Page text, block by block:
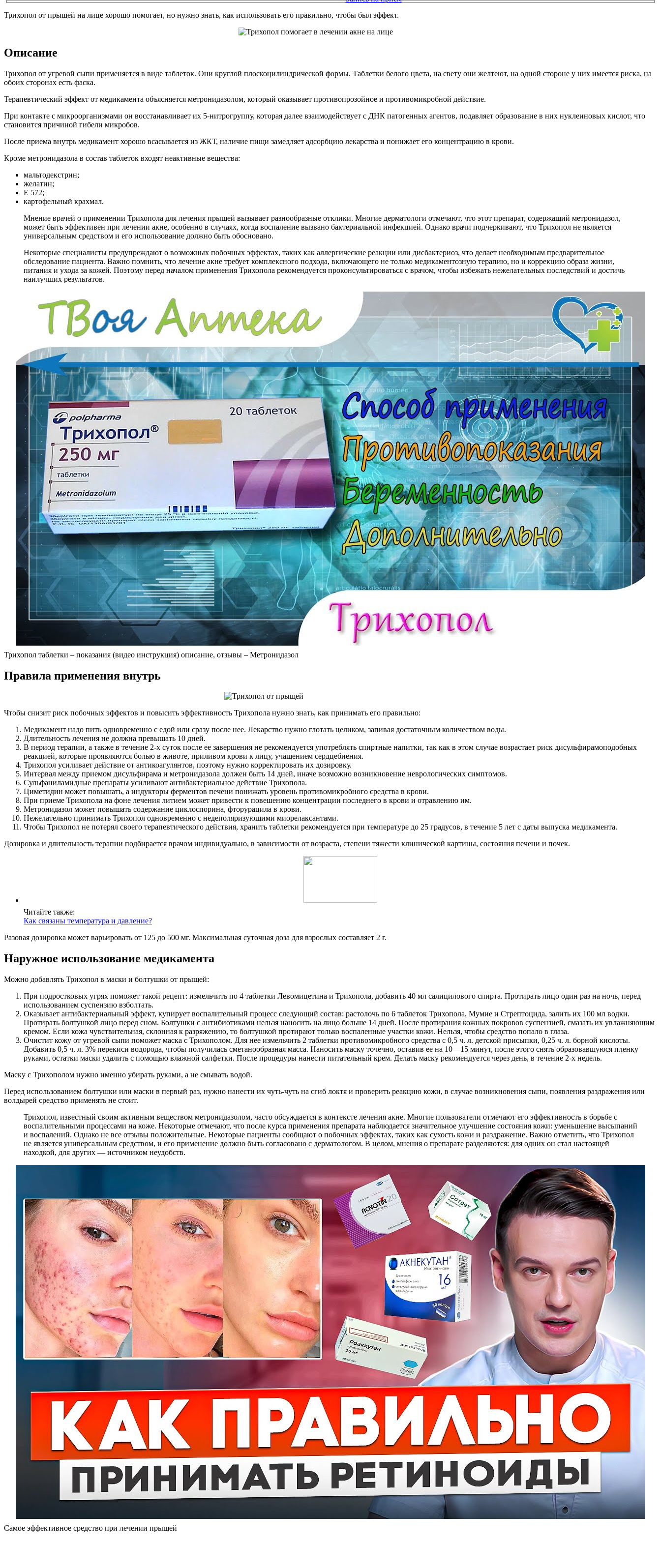
Трихопол от прыщей на лице хорошо помогает, но нужно знать, как использовать его правильно, чтобы был эффект.
Описание
Трихопол от угревой сыпи применяется в виде таблеток. Они круглой плоскоцилиндрической формы. Таблетки белого цвета, на свету они желтеют, на одной стороне у них имеется риска, на
обоих сторонах есть фаска.
Терапевтический эффект от медикамента объясняется метронидазолом, который оказывает противопрозойное и противомикробной действие.
При контакте с микроорганизмами он восстанавливает их 5-нитрогруппу, которая далее взаимодействует с ДНК патогенных агентов, подавляет образование в них нуклеиновых кислот, что
становится причиной гибели микробов.
После приема внутрь медикамент хорошо всасывается из ЖКТ, наличие пищи замедляет адсорбцию лекарства и понижает его концентрацию в крови.
Кроме метронидазола в состав таблеток входят неактивные вещества:
мальтодекстрин;
желатин;
Е 572;
картофельный крахмал.
Мнение врачей о применении Трихопола для лечения прыщей вызывает разнообразные отклики. Многие дерматологи отмечают, что этот препарат, содержащий метронидазол,
может быть эффективен при лечении акне, особенно в случаях, когда воспаление вызвано бактериальной инфекцией. Однако врачи подчеркивают, что Трихопол не является
универсальным средством и его использование должно быть обосновано.
Некоторые специалисты предупреждают о возможных побочных эффектах, таких как аллергические реакции или дисбактериоз, что делает необходимым предварительное
обследование пациента. Важно помнить, что лечение акне требует комплексного подхода, включающего не только медикаментозную терапию, но и коррекцию образа жизни,
питания и ухода за кожей. Поэтому перед началом применения Трихопола рекомендуется проконсультироваться с врачом, чтобы избежать нежелательных последствий и достичь
наилучших результатов.
Трихопол таблетки – показания (видео инструкция) описание, отзывы – Метронидазол
Правила применения внутрь
Чтобы снизит риск побочных эффектов и повысить эффективность Трихопола нужно знать, как принимать его правильно:
Медикамент надо пить одновременно с едой или сразу после нее. Лекарство нужно глотать целиком, запивая достаточным количеством воды.
Длительность лечения не должна превышать 10 дней.
В период терапии, а также в течение 2-х суток после ее завершения не рекомендуется употреблять спиртные напитки, так как в этом случае возрастает риск дисульфирамоподобных
реакцией, которые проявляются болью в животе, приливом крови к лицу, учащением сердцебиения.
Трихопол усиливает действие от антикоагулянтов, поэтому нужно корректировать их дозировку.
Интервал между приемом дисульфирама и метронидазола должен быть 14 дней, иначе возможно возникновение неврологических симптомов.
Сульфаниламидные препараты усиливают антибактериальное действие Трихопола.
Циметидин может повышать, а индукторы ферментов печени понижать уровень противомикробного средства в крови.
При приеме Трихопола на фоне лечения литием может привести к повешению концентрации последнего в крови и отравлению им.
Метронидазол может повышать содержание циклоспорина, фторурацила в крови.
Нежелательно принимать Трихопол одновременно с недеполяризующими миорелаксантами.
Чтобы Трихопол не потерял своего терапевтического действия, хранить таблетки рекомендуется при температуре до 25 градусов, в течение 5 лет с даты выпуска медикамента.
Дозировка и длительность терапии подбирается врачом индивидуально, в зависимости от возраста, степени тяжести клинической картины, состояния печени и почек.
Читайте также:
Как связаны температура и давление?
Разовая дозировка может варьировать от 125 до 500 мг. Максимальная суточная доза для взрослых составляет 2 г.
Наружное использование медикамента
Можно добавлять Трихопол в маски и болтушки от прыщей:
При подростковых угрях поможет такой рецепт: измельчить по 4 таблетки Левомицетина и Трихопола, добавить 40 мл салицилового спирта. Протирать лицо один раз на ночь, перед
использованием суспензию взболтать.
Оказывает антибактериальный эффект, купирует воспалительный процесс следующий состав: растолочь по 6 таблеток Трихопола, Мумие и Стрептоцида, залить их 100 мл водки.
Протирать болтушкой лицо перед сном. Болтушки с антибиотиками нельзя наносить на лицо больше 14 дней. После протирания кожных покровов суспензией, смазать их увлажняющим
кремом. Если кожа чувствительная, склонная к разряжению, то болтушкой протирают только воспаленные участки кожи. Нельзя, чтобы средство попало в глаза.
Очистит кожу от угревой сыпи поможет маска с Трихополом. Для нее измельчить 2 таблетки противомикробного средства с 0,5 ч. л. детской присыпки, 0,25 ч. л. борной кислоты.
Добавить 0,5 ч. л. 3% перекиси водорода, чтобы получилась сметанообразная масса. Наносить маску точечно, оставив ее на 10—15 минут, после этого снять образовавшуюся пленку
руками, остатки маски удалить с помощью влажной салфетки. После процедуры нанести питательный крем. Делать маску рекомендуется через день, в течение 2-х недель.
Маску с Трихополом нужно именно убирать руками, а не смывать водой.
Перед использованием болтушки или маски в первый раз, нужно нанести их чуть-чуть на сгиб локтя и проверить реакцию кожи, в случае возникновения сыпи, появления раздражения или
волдырей средство применять не стоит.
Трихопол, известный своим активным веществом метронидазолом, часто обсуждается в контексте лечения акне. Многие пользователи отмечают его эффективность в борьбе с
воспалительными процессами на коже. Некоторые отмечают, что после курса применения препарата наблюдается значительное улучшение состояния кожи: уменьшение высыпаний
и воспалений. Однако не все отзывы положительные. Некоторые пациенты сообщают о побочных эффектах, таких как сухость кожи и раздражение. Важно отметить, что Трихопол
не является универсальным средством, и его применение должно быть согласовано с дерматологом. В целом, мнения о препарате разделяются: для одних он стал настоящей
находкой, для других — источником неудобств.
Самое эффективное средство при лечении прыщей